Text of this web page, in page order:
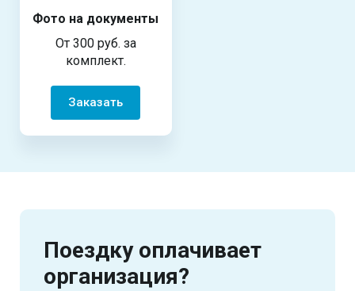
Фото на документы
От 300 руб. за
комплект.
Заказать
Поездку оплачивает
организация?